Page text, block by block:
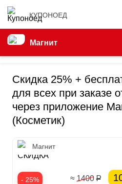
КУПОНОЕД
Магнит
Скидка 25% +
для всех при заказе
через приложение
(Косметик)
- 25%
25%
СКИДКА
Магнит
≈ 1400 Р